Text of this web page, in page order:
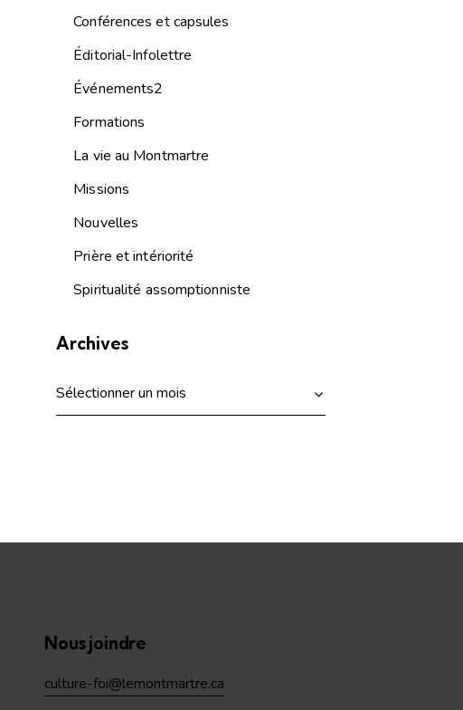
Conférences et capsules
Éditorial-Infolettre
Événements2
Formations
La vie au Montmartre
Missions
Nouvelles
Prière et intériorité
Spiritualité assomptionniste
Archives
Nous joindre
culture-foi@lemontmartre.ca